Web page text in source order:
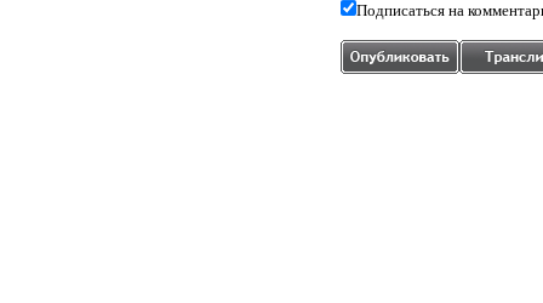
Подписаться на